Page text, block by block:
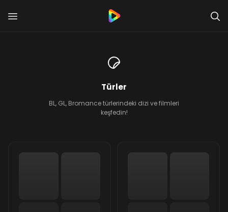
Türler
BL, GL, Bromance türlerindeki dizi ve filmleri
keşfedin!